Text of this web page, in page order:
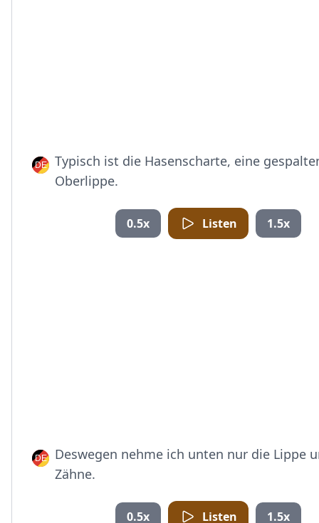
Typisch ist die Hasenscharte, eine
Oberlippe.
0.5x Listen 1.5x
Deswegen nehme ich unten nur die Lippe
Zähne.
0.5x Listen 1.5x